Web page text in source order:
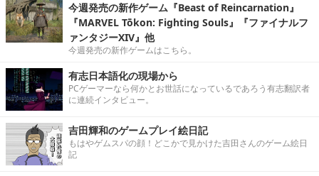
今週発売の新作ゲーム『Beast of Reincarnation』
『MARVEL Tōkon: Fighting Souls』『ファイナルフ
ァンタジーXIV』他
今週発売の新作ゲームはこちら。
有志日本語化の現場から
PCゲーマーなら何かとお世話になっているであろう有志翻訳者
に連続インタビュー。
吉田輝和のゲームプレイ絵日記
もはやゲムスパの顔！どこかで見かけた吉田さんのゲーム絵日
記